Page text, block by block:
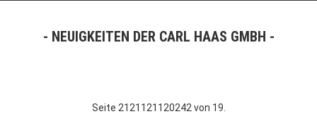
NEUIGKEITEN DER CARL HAAS GMBH
Seite 2121121120242 von 19.